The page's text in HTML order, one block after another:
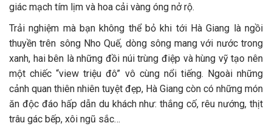
giác mạch tím lịm và hoa cải vàng óng nở rộ.
Trải nghiệm mà bạn không thể bỏ khi tới Hà Giang là ngồi
thuyền trên sông Nho Quế, dòng sông mang với nước trong
xanh, hai bên là những đồi núi trùng điệp và hùng vỹ tạo nên
một chiếc “view triệu đô” vô cùng nổi tiếng. Ngoài những
cảnh quan thiên nhiên tuyệt đẹp, Hà Giang còn có những món
ăn độc đáo hấp dẫn du khách như: thắng cố, rêu nướng, thịt
trâu gác bếp, xôi ngũ sắc…